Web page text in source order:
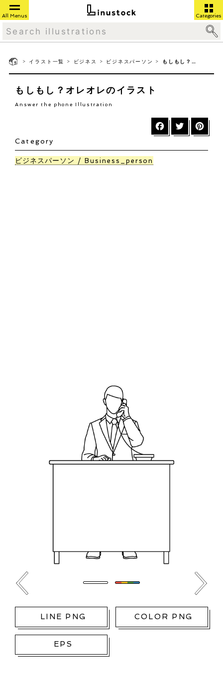
All Menus Categories
> イラスト一覧 > ビジネス > ビジネスパーソン > もしもし？オレオレ
もしもし？オレオレのイラスト
Answer the phone Illustration
Category
ビジネスパーソン Business_person
LINE PNG COLOR PNG
EPS